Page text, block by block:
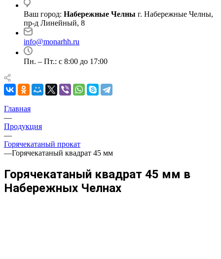
Ваш город: Набережные Челны г. Набережные Челны,
пр-д Линейный, 8
info@monarhh.ru
Пн. – Пт.: с 8:00 до 17:00
Главная
—
Продукция
—
Горячекатаный прокат
—Горячекатаный квадрат 45 мм
Горячекатаный квадрат 45 мм в
Набережных Челнах